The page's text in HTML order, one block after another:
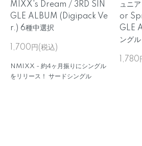
MIXX's Dream / 3RD SIN
GLE ALBUM (Digipack Ve
r.) 6種中選択
1,700円(税込)
NMIXX - 約4ヶ月振りにシングル
をリリース！ サードシングル
ュニ
or
GLE
ング
1,780